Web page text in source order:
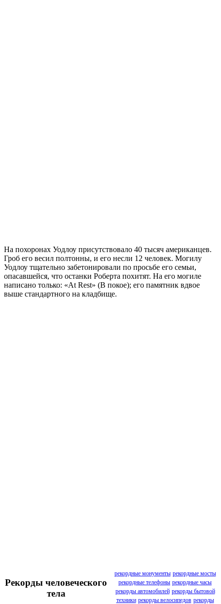
На похоронах Уодлоу присутствовало 40 тысяч американцев.
Гроб его весил полтонны, и его несли 12 человек. Могилу
Уодлоу тщательно забетонировали по просьбе его семьи,
опасавшейся, что останки Роберта похитят. На его могиле
написано только: «At Rest» (В покое); его памятник вдвое
выше стандартного на кладбище.
Рекорды человеческого
тела
рекордные монументы рекордные мосты
рекордные телефоны рекордные часы
рекорды автомобилей рекорды бытовой
техники рекорды велосипедов рекорды